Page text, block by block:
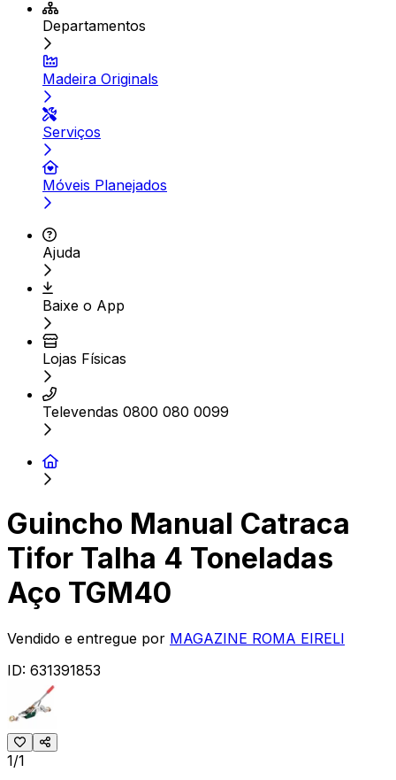
Departamentos
Madeira Originals
Serviços
Móveis Planejados
Ajuda
Baixe o App
Lojas Físicas
Televendas 0800 080 0099
Guincho Manual Catraca
Tifor Talha 4 Toneladas
Aço TGM40
Vendido e entregue por MAGAZINE ROMA EIRELI
ID: 631391853
1/1